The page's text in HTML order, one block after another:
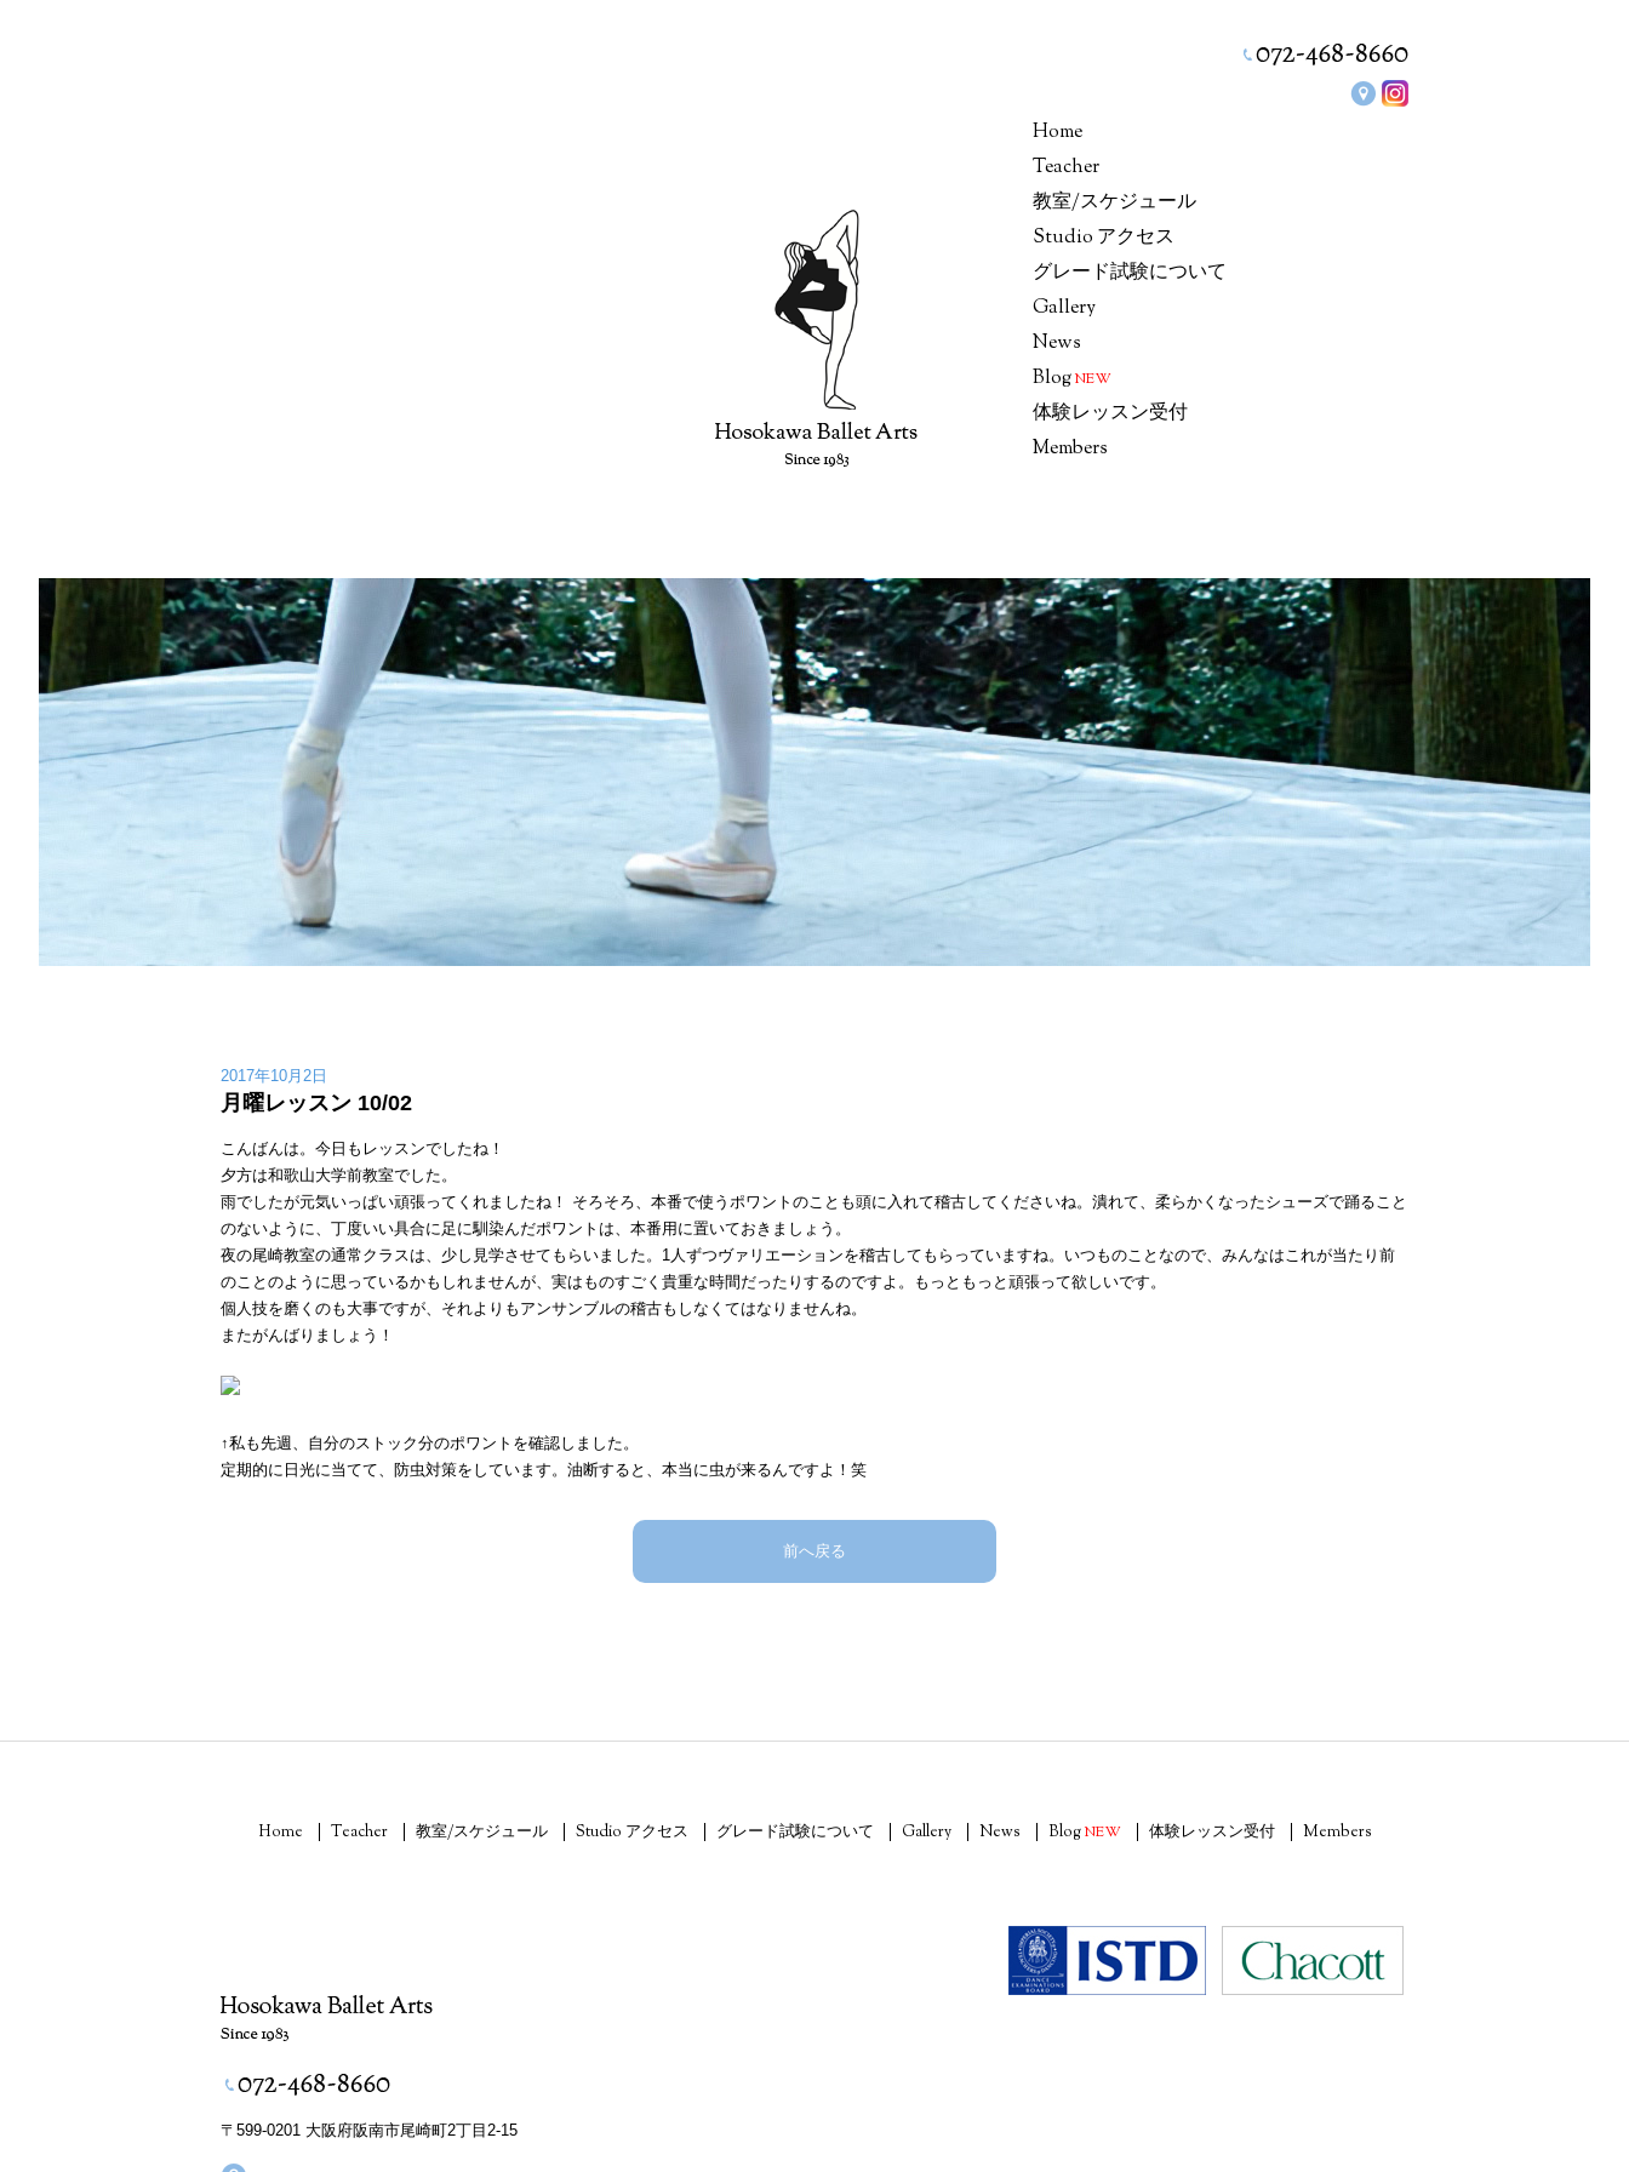
Home
Teacher
教室/スケジュール
Studio アクセス
グレード試験について
Gallery
News
BlogNEW
体験レッスン受付
Members
2017年10月2日
月曜レッスン 10/02
こんばんは。今日もレッスンでしたね！
夕方は和歌山大学前教室でした。
雨でしたが元気いっぱい頑張ってくれましたね！ そろそろ、本番で使うポワントのことも頭に入れて稽古してくださいね。潰れて、柔らかくなったシューズで踊ること
のないように、丁度いい具合に足に馴染んだポワントは、本番用に置いておきましょう。
夜の尾崎教室の通常クラスは、少し見学させてもらいました。1人ずつヴァリエーションを稽古してもらっていますね。いつものことなので、みんなはこれが当たり前
のことのように思っているかもしれませんが、実はものすごく貴重な時間だったりするのですよ。もっともっと頑張って欲しいです。
個人技を磨くのも大事ですが、それよりもアンサンブルの稽古もしなくてはなりませんね。
またがんばりましょう！
↑私も先週、自分のストック分のポワントを確認しました。
定期的に日光に当てて、防虫対策をしています。油断すると、本当に虫が来るんですよ！笑
前へ戻る
Home Teacher 教室/スケジュール Studio アクセス グレード試験について Gallery News BlogNEW 体験レッスン受付 Members
〒599-0201 大阪府阪南市尾崎町2丁目2-15